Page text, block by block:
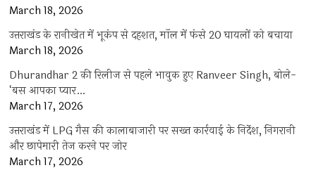
March 18, 2026
उत्तराखंड के रानीखेत में भूकंप से दहशत, मॉल में फंसे 20 घायलों को बचाया
March 18, 2026
Dhurandhar 2 की रिलीज से पहले भावुक हुए Ranveer Singh, बोले-
‘बस आपका प्यार…
March 17, 2026
उत्तराखंड में LPG गैस की कालाबाजारी पर सख्त कार्रवाई के निर्देश, निगरानी
और छापेमारी तेज करने पर जोर
March 17, 2026